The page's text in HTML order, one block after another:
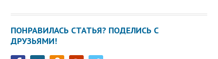
ПОНРАВИЛАСЬ СТАТЬЯ? ПОДЕЛИСЬ С
ДРУЗЬЯМИ!